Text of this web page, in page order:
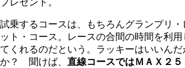
試乗するコースは、もちろんグランプリ
ット・コース。レースの合間の時間を利
てくれるのだという。ラッキーはいいん
か？ 聞けば、 直線コースではＭＡＸ２５